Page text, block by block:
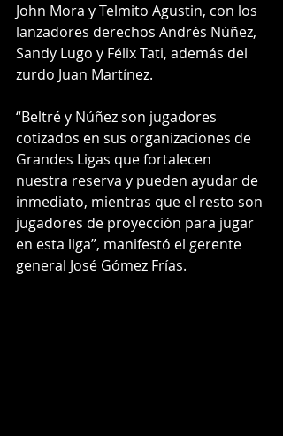
John Mora y Telmito Agustin, con los
lanzadores derechos Andrés Núñez,
Sandy Lugo y Félix Tati, además del
zurdo Juan Martínez.
“Beltré y Núñez son jugadores
cotizados en sus organizaciones de
Grandes Ligas que fortalecen
nuestra reserva y pueden ayudar de
inmediato, mientras que el resto son
jugadores de proyección para jugar
en esta liga”, manifestó el gerente
general José Gómez Frías.